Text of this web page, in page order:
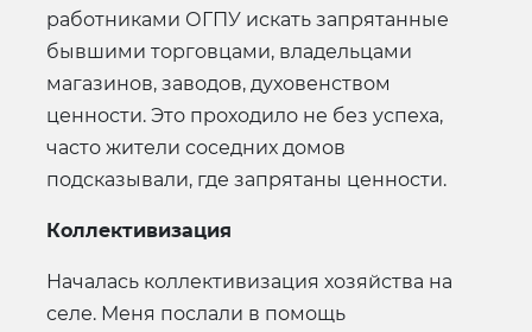
работниками ОГПУ искать запрятанные
бывшими торговцами, владельцами
магазинов, заводов, духовенством
ценности. Это проходило не без успеха,
часто жители соседних домов
подсказывали, где запрятаны ценности.
Коллективизация
Началась коллективизация хозяйства на
селе. Меня послали в помощь